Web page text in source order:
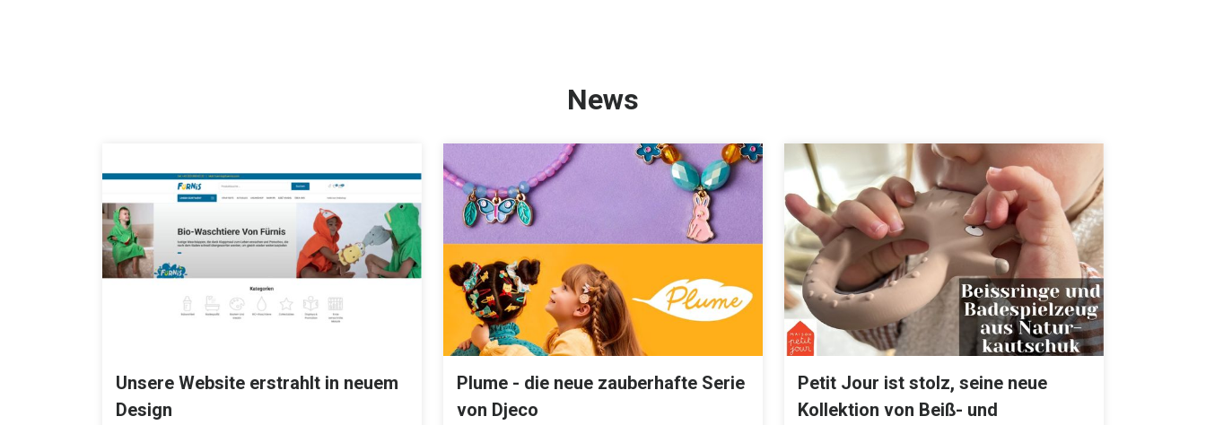
News
Unsere Website erstrahlt in neuem
Design
Plume - die neue zauberhafte Serie
von Djeco
Petit Jour ist stolz, seine neue
Kollektion von Beiß- und